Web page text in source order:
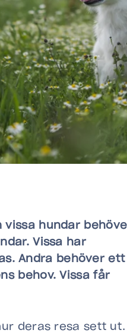
vissa hundar
Vissa har
Andra behöver ett
behov. Vissa får
deras resa sett ut.